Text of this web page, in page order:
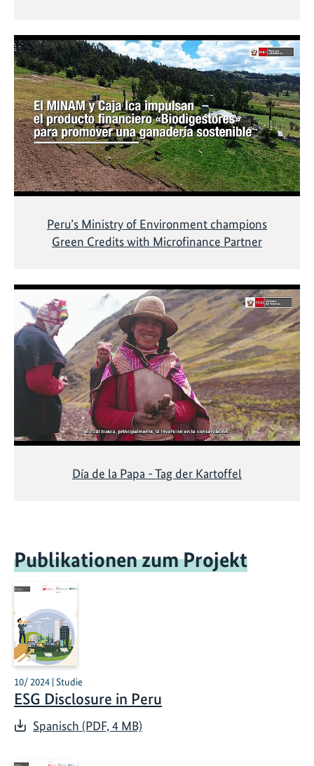
Peru’s Ministry of Environment champions
Green Credits with Microfinance Partner
Día de la Papa - Tag der Kartoffel
Publikationen zum Projekt
10/ 2024 | Studie
ESG Disclosure in Peru
Spanisch (PDF, 4 MB)